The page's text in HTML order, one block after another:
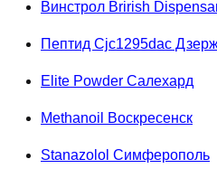
Винстрол Brirish
Пептид Cjc1295dac
Elite Powder Салехард
Methanoil Воскресенск
Stanazolol Симферополь